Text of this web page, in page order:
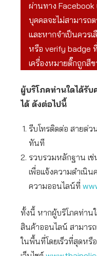
ผ่านทาง Facebook
บุคคลจะไม่สามารถ
และหากจำเป็นควร
หรือ verify badge
เครื่องหมายติ๊กถูกสีข
ผู้บริโภคท่านใดได้รับ
ได้ ดังต่อไปนี้
รีบโทรติดต่อ สายด่ว
ทันที
รวบรวมหลักฐาน เ
เพื่อแจ้งความดำเนิ
ความออนไลน์ที่
ทั้งนี้ หากผู้บริโภคท่าน
สินค้าออนไลน์ สามาร
ในพื้นที่โดยเร็วที่สุดหรื